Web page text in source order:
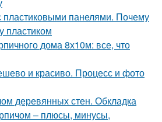
пластиковыми панелями. Почему
пластиком
дома 8х10м: все, что
и красиво. Процесс и фото
деревянных стен. Обкладка
– плюсы, минусы,